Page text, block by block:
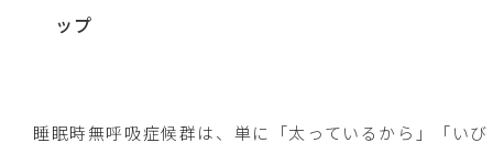
ップ
睡眠時無呼吸症候群は、単に「太っているから」「いび